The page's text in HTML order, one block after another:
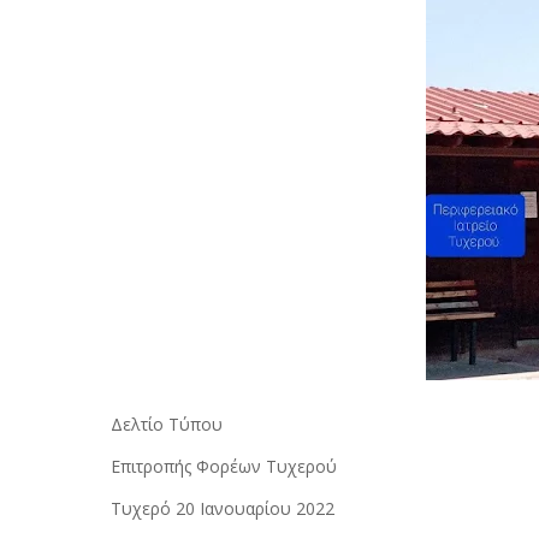
Δελτίο Τύπου
Επιτροπής Φορέων Τυχερού
Τυχερό 20 Ιανουαρίου 2022